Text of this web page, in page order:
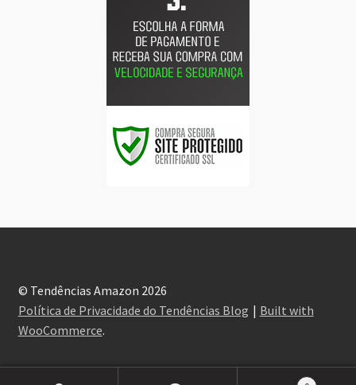
© Tendências Amazon 2026
Política de Privacidade do Tendências Blog
Built with
WooCommerce.